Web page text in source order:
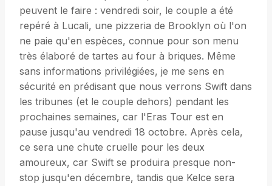
peuvent le faire : vendredi soir, le couple a été
repéré à Lucali, une pizzeria de Brooklyn où l'on
ne paie qu'en espèces, connue pour son menu
très élaboré de tartes au four à briques. Même
sans informations privilégiées, je me sens en
sécurité en prédisant que nous verrons Swift dans
les tribunes (et le couple dehors) pendant les
prochaines semaines, car l'Eras ​​Tour est en
pause jusqu'au vendredi 18 octobre. Après cela,
ce sera une chute cruelle pour les deux
amoureux, car Swift se produira presque non-
stop jusqu'en décembre, tandis que Kelce sera